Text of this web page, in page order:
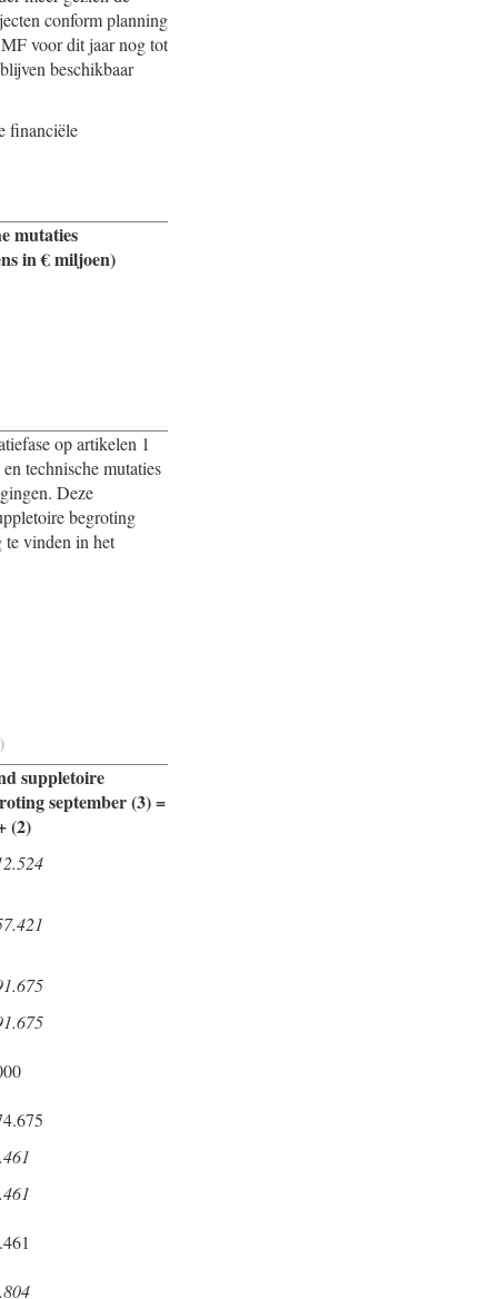
conform planning
voor dit jaar nog tot
beschikbaar
financiële
mutaties
in € miljoen)
op artikelen 1
technische mutaties
Deze
begroting
te vinden in het
suppletoire
september (3) =
(2)